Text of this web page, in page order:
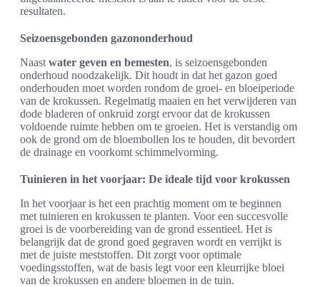
resultaten.
Seizoensgebonden gazononderhoud
Naast water geven en bemesten, is seizoensgebonden
onderhoud noodzakelijk. Dit houdt in dat het gazon goed
onderhouden moet worden rondom de groei- en bloeiperiode
van de krokussen. Regelmatig maaien en het verwijderen van
dode bladeren of onkruid zorgt ervoor dat de krokussen
voldoende ruimte hebben om te groeien. Het is verstandig om
ook de grond om de bloembollen los te houden, dit bevordert
de drainage en voorkomt schimmelvorming.
Tuinieren in het voorjaar: De ideale tijd voor krokussen
In het voorjaar is het een prachtig moment om te beginnen
met tuinieren en krokussen te planten. Voor een succesvolle
groei is de voorbereiding van de grond essentieel. Het is
belangrijk dat de grond goed gegraven wordt en verrijkt is
met de juiste meststoffen. Dit zorgt voor optimale
voedingsstoffen, wat de basis legt voor een kleurrijke bloei
van de krokussen en andere bloemen in de tuin.